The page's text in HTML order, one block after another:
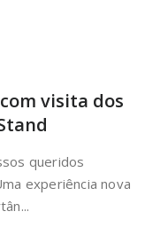
visita dos
queridos
experiência nova